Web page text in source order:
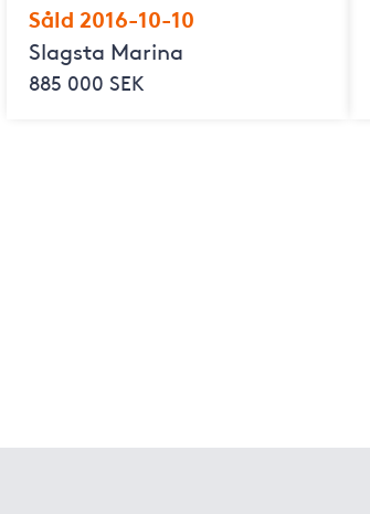
Såld 2016-10-10
Slagsta Marina
885 000 SEK